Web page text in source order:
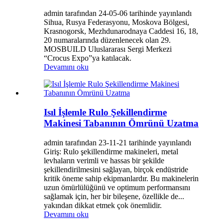
admin tarafından 24-05-06 tarihinde yayınlandı
Sihua, Rusya Federasyonu, Moskova Bölgesi,
Krasnogorsk, Mezhdunarodnaya Caddesi 16, 18,
20 numaralarında düzenlenecek olan 29.
MOSBUILD Uluslararası Sergi Merkezi
“Crocus Expo”ya katılacak.
Devamını oku
Isıl İşlemle Rulo Şekillendirme
Makinesi Tabanının Ömrünü Uzatma
admin tarafından 23-11-21 tarihinde yayınlandı
Giriş: Rulo şekillendirme makineleri, metal
levhaların verimli ve hassas bir şekilde
şekillendirilmesini sağlayan, birçok endüstride
kritik öneme sahip ekipmanlardır. Bu makinelerin
uzun ömürlülüğünü ve optimum performansını
sağlamak için, her bir bileşene, özellikle de...
yakından dikkat etmek çok önemlidir.
Devamını oku